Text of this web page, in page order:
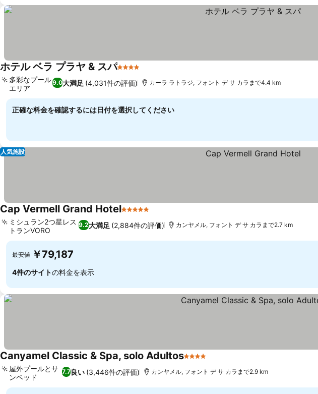
ホテル ベラ プラヤ & スパ4 ホテルのランク
9.0大満足 (4,031件の評価)
多彩なプール
エリア
カーラ ラトラジ, フォント デ サ カラまで4.4 km
正確な料金を確認するには日付を選択してください
人気施設
Cap Vermell Grand Hotel5 ホテルのランク
9.2大満足 (2,884件の評価)
ミシュラン2つ星レス
トランVORO
カンヤメル, フォント デ サ カラまで2.7 km
最安値 ￥79,187
4件のサイトの料金を表示
Canyamel Classic & Spa, solo Adultos4 ホテルのランク
7.7良い (3,446件の評価)
屋外プールとサ
ンベッド
カンヤメル, フォント デ サ カラまで2.9 km